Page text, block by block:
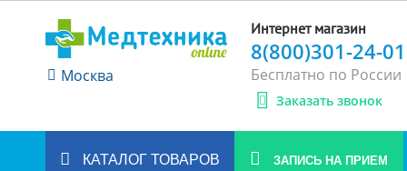
Москва
Интернет магазин
8(800)301-24-01
Бесплатно по России
Заказать звонок
КАТАЛОГ ТОВАРОВ ЗАПИСЬ НА ПРИЕМ